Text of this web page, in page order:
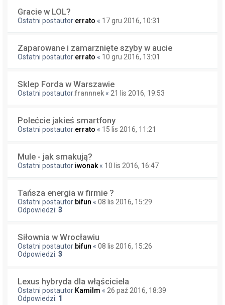
Gracie w LOL?
Ostatni postautor:errato « 17 gru 2016, 10:31
Zaparowane i zamarznięte szyby w aucie
Ostatni postautor:errato « 10 gru 2016, 13:01
Sklep Forda w Warszawie
Ostatni postautor:frannnek « 21 lis 2016, 19:53
Polećcie jakieś smartfony
Ostatni postautor:errato « 15 lis 2016, 11:21
Mule - jak smakują?
Ostatni postautor:iwonak « 10 lis 2016, 16:47
Tańsza energia w firmie ?
Ostatni postautor:bifun « 08 lis 2016, 15:29
Odpowiedzi: 3
Siłownia w Wrocławiu
Ostatni postautor:bifun « 08 lis 2016, 15:26
Odpowiedzi: 3
Lexus hybryda dla włąściciela
Ostatni postautor:Kamilm « 26 paź 2016, 18:39
Odpowiedzi: 1